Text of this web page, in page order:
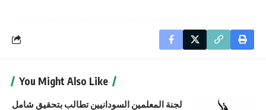
You Might Also Like
لجنة المعلمين السودانيين تطالب بتحقيق شامل